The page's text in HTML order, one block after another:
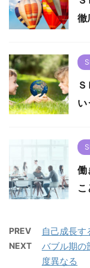
徹
い
働
こ
PREV 自己成長す
NEXT
バブル期の
度異なる